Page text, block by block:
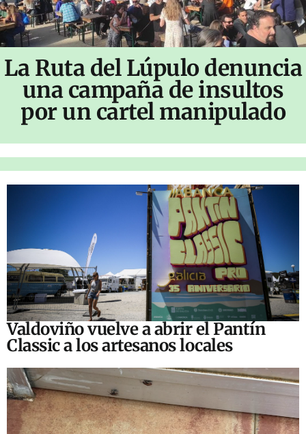
La Ruta del Lúpulo denuncia
una campaña de insultos
por un cartel manipulado
Valdoviño vuelve a abrir el Pantín
Classic a los artesanos locales